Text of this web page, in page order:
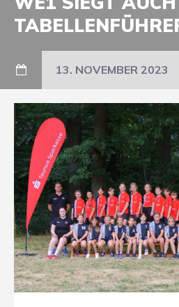
13. NOVEMBER 2023